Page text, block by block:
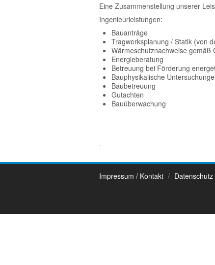
Eine Zusammenstellung unserer
Ingenieurleistungen:
Bauanträge
Tragwerksplanung / Statik (von
Wärmeschutznachweise gemäß
Energieberatung
Betreuung bei Förderung
Bauphysikalische
Baubetreuung
Gutachten
Bauüberwachung
.
Impressum / Kontakt Datenschutz